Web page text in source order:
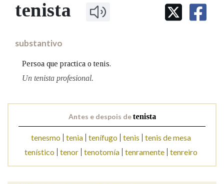
IDENTIDADE CORPORATIVA
MARCIAL DEL ADALID
FIGURAS HOMENAXEADAS
PRIMAVERA DAS LETRAS
Facebook
TwitterYoutubeInstagramBluesky
BUSCAR NOS LEMAS
Remata por
BUSCAR NO CONTIDO
tenista
substantivo
Persoa que practica o tenis.
Un tenista profesional.
Antes e despois detenista
tenesmo tenia tenífugo tenis
tenis de mesa
tenístico
tenor tenotomía tenramente tenreiro